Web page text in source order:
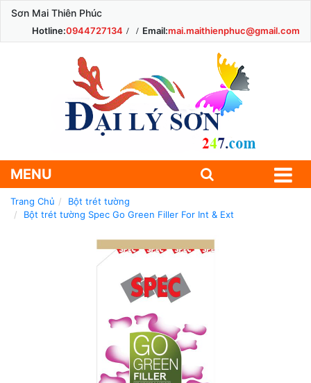
Sơn Mai Thiên Phúc
Hotline:0944727134 Email:mai.maithienphuc@gmail.com
MENU
Trang Chủ
Bột trét tường
Bột trét tường Spec Go Green Filler For Int & Ext